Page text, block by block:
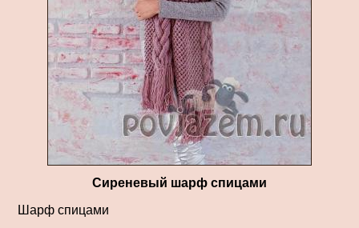
Сиреневый шарф спицами
Шарф спицами